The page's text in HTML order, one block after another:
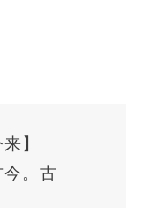
】
今。古